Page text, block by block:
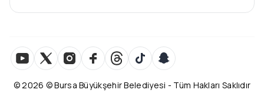
© 2026 © Bursa Büyükşehir Belediyesi - Tüm Hakları Saklıdır